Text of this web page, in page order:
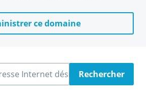
ce domaine
Internet désiréeRechercher